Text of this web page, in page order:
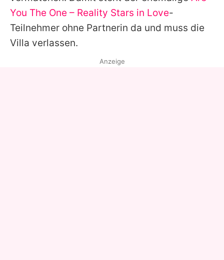
You The One – Reality Stars in Love-
Teilnehmer ohne Partnerin da und muss die
Villa verlassen.
Anzeige